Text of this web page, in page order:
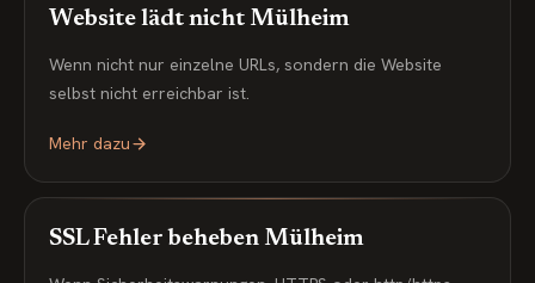
Website lädt nicht Mülheim
Wenn nicht nur einzelne URLs, sondern die Website
selbst nicht erreichbar ist.
Mehr dazu
SSL Fehler beheben Mülheim